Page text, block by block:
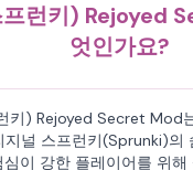
런키) Rejoyed
엇인가요?
키) Rejoyed Secret Mod
지널 스프런키(Sprunki)의
이 강한 플레이어를 위해